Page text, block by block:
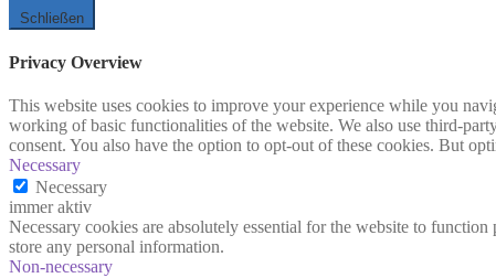
Schließen
Privacy Overview
This website uses cookies to improve your experience while you
working of basic functionalities of the website. We also use third-
consent. You also have the option to opt-out of these cookies. But
Necessary
Necessary
immer aktiv
Necessary cookies are absolutely essential for the website to
store any personal information.
Non-necessary